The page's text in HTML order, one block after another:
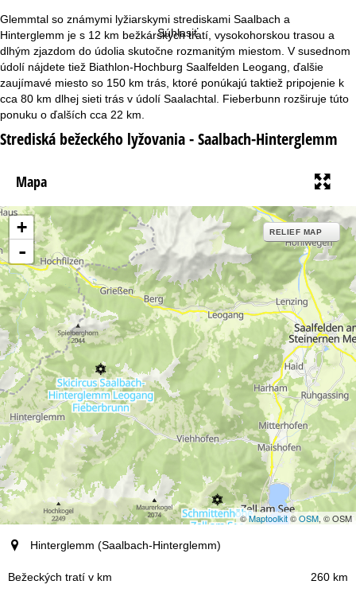
Súhlasiť
s
t
r
á
a
Glemmtal so známymi lyžiarskymi strediskami Saalbach a
Hinterglemm je s 12 km bežkárskych tratí, vysokohorskou trasou a
dlhým zjazdom do údolia skutočne rozmanitým miestom. V susednom
údolí nájdete tiež Biathlon-Hochburg Saalfelden Leogang, ďalšie
zaujímavé miesto so 150 km trás, ktoré ponúkajú taktiež pripojenie k
cca 80 km dlhej sieti trás v údolí Saalachtal. Fieberbunn rozširuje túto
ponuku o ďalších cca 22 km.
Strediská bežeckého lyžovania - Saalbach-Hinterglemm
Mapa
+
-
RELIEF MAP
©Maptoolkit©OSM, © OSM
Miesto (región)
Bežeckých tratí v km
Hinterglemm (Saalbach-Hinterglemm)
260 km